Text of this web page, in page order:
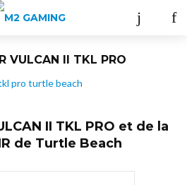
VULCAN II TKL PRO
II TKL PRO et de la
de Turtle Beach